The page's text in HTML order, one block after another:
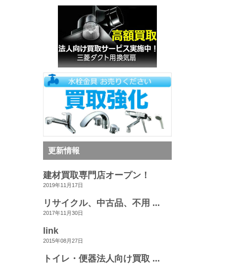
更新情報
建材買取専門店オープン！
2019年11月17日
リサイクル、中古品、不用 ...
2017年11月30日
link
2015年08月27日
トイレ・便器法人向け買取 ...